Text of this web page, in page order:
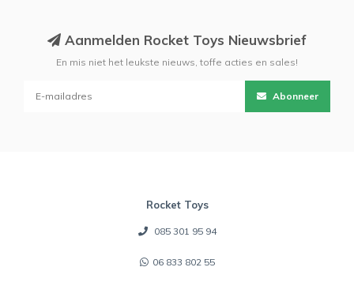
Aanmelden Rocket Toys Nieuwsbrief
En mis niet het leukste nieuws, toffe acties en sales!
Abonneer
Rocket Toys
085 301 95 94
06 833 802 55